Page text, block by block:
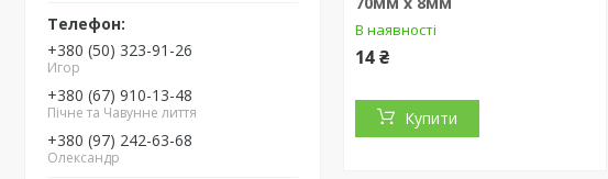
+380 (50) 323-91-26
Игор
+380 (67) 910-13-48
Пічне та Чавунне лиття
+380 (97) 242-63-68
Олександр
В наявності
14 ₴
Купити